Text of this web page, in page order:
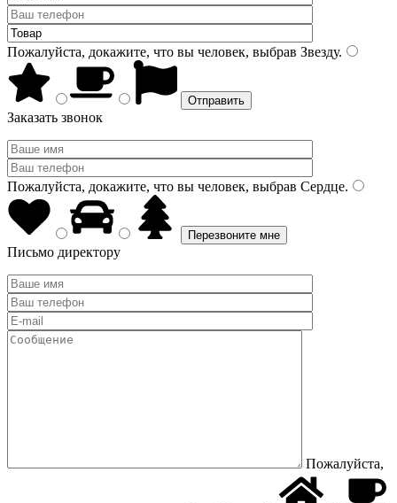
Пожалуйста, докажите, что вы человек, выбрав Звезду.
Заказать звонок
Пожалуйста, докажите, что вы человек, выбрав Сердце.
Письмо директору
Пожалуйста,